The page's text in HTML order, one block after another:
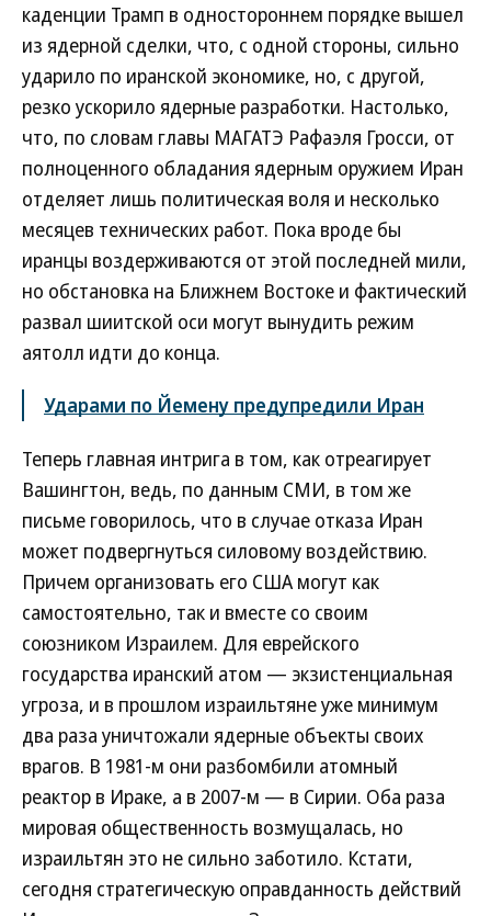
каденции Трамп в одностороннем порядке вышел
из ядерной сделки, что, с одной стороны, сильно
ударило по иранской экономике, но, с другой,
резко ускорило ядерные разработки. Настолько,
что, по словам главы МАГАТЭ Рафаэля Гросси, от
полноценного обладания ядерным оружием Иран
отделяет лишь политическая воля и несколько
месяцев технических работ. Пока вроде бы
иранцы воздерживаются от этой последней мили,
но обстановка на Ближнем Востоке и фактический
развал шиитской оси могут вынудить режим
аятолл идти до конца.
Ударами по Йемену предупредили Иран
Теперь главная интрига в том, как отреагирует
Вашингтон, ведь, по данным СМИ, в том же
письме говорилось, что в случае отказа Иран
может подвергнуться силовому воздействию.
Причем организовать его США могут как
самостоятельно, так и вместе со своим
союзником Израилем. Для еврейского
государства иранский атом — экзистенциальная
угроза, и в прошлом израильтяне уже минимум
два раза уничтожали ядерные объекты своих
врагов. В 1981-м они разбомбили атомный
реактор в Ираке, а в 2007-м — в Сирии. Оба раза
мировая общественность возмущалась, но
израильтян это не сильно заботило. Кстати,
сегодня стратегическую оправданность действий